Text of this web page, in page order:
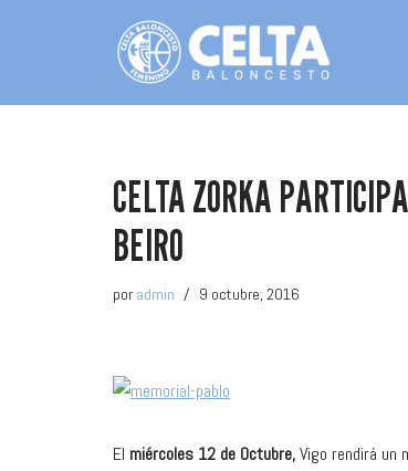
CELTA ZORKA
BEIRO
por admin 9 octubre, 2016
El miércoles 12 de Octubre,Vigo rendirá un